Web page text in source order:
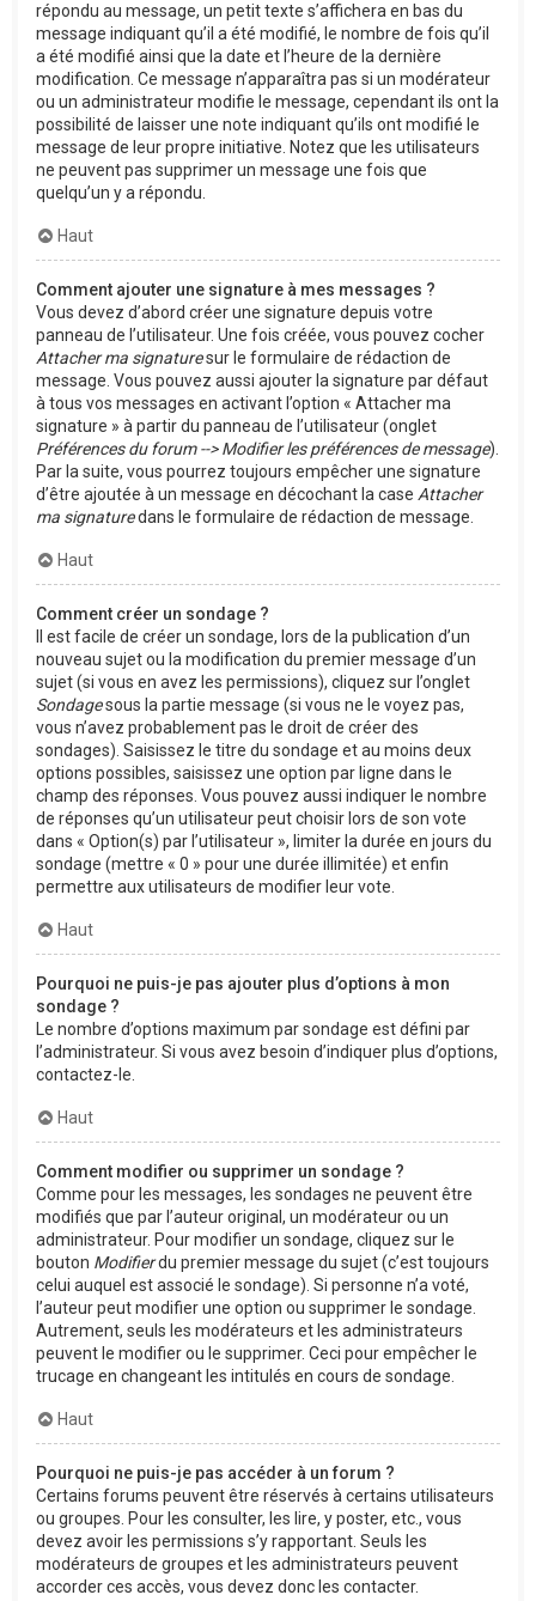
répondu au message, un petit texte s’affichera en bas du
message indiquant qu’il a été modifié, le nombre de fois qu’il
a été modifié ainsi que la date et l’heure de la dernière
modification. Ce message n’apparaîtra pas si un modérateur
ou un administrateur modifie le message, cependant ils ont la
possibilité de laisser une note indiquant qu’ils ont modifié le
message de leur propre initiative. Notez que les utilisateurs
ne peuvent pas supprimer un message une fois que
quelqu’un y a répondu.
Haut
Comment ajouter une signature à mes messages ?
Vous devez d’abord créer une signature depuis votre
panneau de l’utilisateur. Une fois créée, vous pouvez cocher
Attacher ma signaturesur le formulaire de rédaction de
message. Vous pouvez aussi ajouter la signature par défaut
à tous vos messages en activant l’option « Attacher ma
signature » à partir du panneau de l’utilisateur (onglet
Préférences du forum --> Modifier les préférences de message).
Par la suite, vous pourrez toujours empêcher une signature
d’être ajoutée à un message en décochant la case Attacher
ma signaturedans le formulaire de rédaction de message.
Haut
Comment créer un sondage ?
Il est facile de créer un sondage, lors de la publication d’un
nouveau sujet ou la modification du premier message d’un
sujet (si vous en avez les permissions), cliquez sur l’onglet
Sondagesous la partie message (si vous ne le voyez pas,
vous n’avez probablement pas le droit de créer des
sondages). Saisissez le titre du sondage et au moins deux
options possibles, saisissez une option par ligne dans le
champ des réponses. Vous pouvez aussi indiquer le nombre
de réponses qu’un utilisateur peut choisir lors de son vote
dans « Option(s) par l’utilisateur », limiter la durée en jours du
sondage (mettre « 0 » pour une durée illimitée) et enfin
permettre aux utilisateurs de modifier leur vote.
Haut
Pourquoi ne puis-je pas ajouter plus d’options à mon
sondage ?
Le nombre d’options maximum par sondage est défini par
l’administrateur. Si vous avez besoin d’indiquer plus d’options,
contactez-le.
Haut
Comment modifier ou supprimer un sondage ?
Comme pour les messages, les sondages ne peuvent être
modifiés que par l’auteur original, un modérateur ou un
administrateur. Pour modifier un sondage, cliquez sur le
bouton Modifierdu premier message du sujet (c’est toujours
celui auquel est associé le sondage). Si personne n’a voté,
l’auteur peut modifier une option ou supprimer le sondage.
Autrement, seuls les modérateurs et les administrateurs
peuvent le modifier ou le supprimer. Ceci pour empêcher le
trucage en changeant les intitulés en cours de sondage.
Haut
Pourquoi ne puis-je pas accéder à un forum ?
Certains forums peuvent être réservés à certains utilisateurs
ou groupes. Pour les consulter, les lire, y poster, etc., vous
devez avoir les permissions s’y rapportant. Seuls les
modérateurs de groupes et les administrateurs peuvent
accorder ces accès, vous devez donc les contacter.